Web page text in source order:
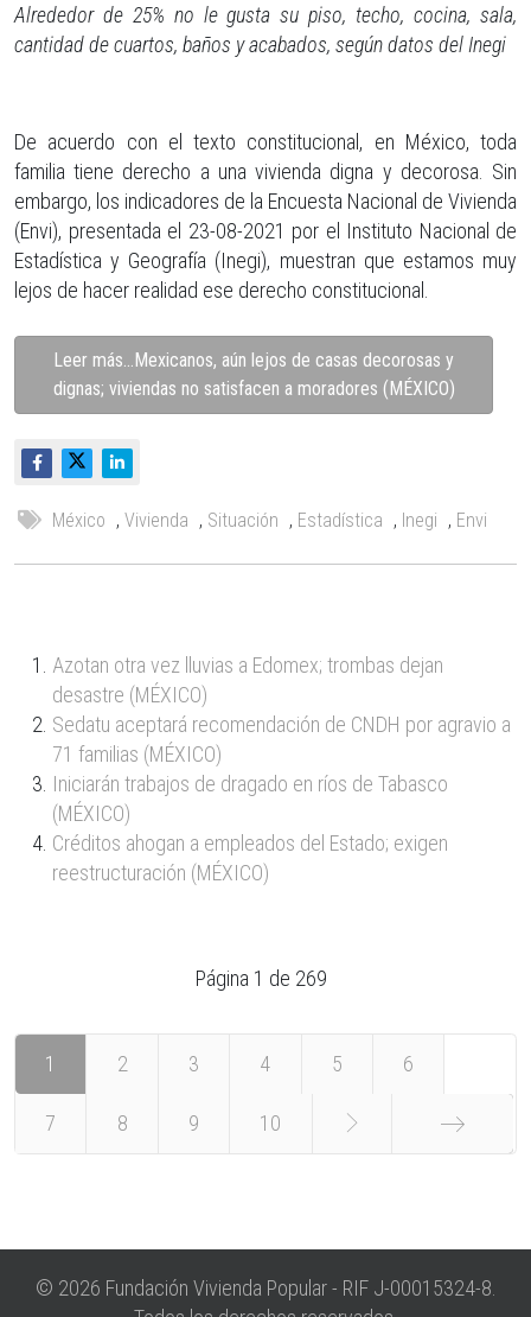
Alrededor de 25% no le gusta su piso, techo, cocina, sala,
cantidad de cuartos, baños y acabados, según datos del Inegi
De acuerdo con el texto constitucional, en México, toda
familia tiene derecho a una vivienda digna y decorosa. Sin
embargo, los indicadores de la Encuesta Nacional de Vivienda
(Envi), presentada el 23-08-2021 por el Instituto Nacional de
Estadística y Geografía (Inegi), muestran que estamos muy
lejos de hacer realidad ese derecho constitucional.
Leer más…Mexicanos, aún lejos de casas decorosas y
dignas; viviendas no satisfacen a moradores (MÉXICO)
México , Vivienda , Situación , Estadística , Inegi , Envi
Azotan otra vez lluvias a Edomex; trombas dejan
desastre (MÉXICO)
Sedatu aceptará recomendación de CNDH por agravio a
71 familias (MÉXICO)
Iniciarán trabajos de dragado en ríos de Tabasco
(MÉXICO)
Créditos ahogan a empleados del Estado; exigen
reestructuración (MÉXICO)
Página 1 de 269
1 2 3 4 5 6
7 8 9 10
© 2026 Fundación Vivienda Popular - RIF J-00015324-8.